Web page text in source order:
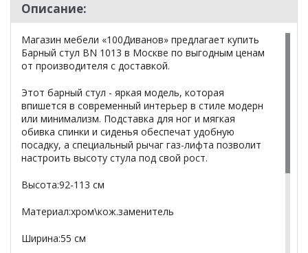
Описание:
Магазин мебели «100Диванов» предлагает купить
Барный стул BN 1013 в Москве по выгодным ценам
от производителя с доставкой.
Этот барный стул - яркая модель, которая
впишется в современный интерьер в стиле модерн
или минимализм. Подставка для ног и мягкая
обивка спинки и сиденья обеспечат удобную
посадку, а специальный рычаг газ-лифта позволит
настроить высоту стула под свой рост.
Высота:92-113 см
Материал:хром\кож.заменитель
Ширина:55 см